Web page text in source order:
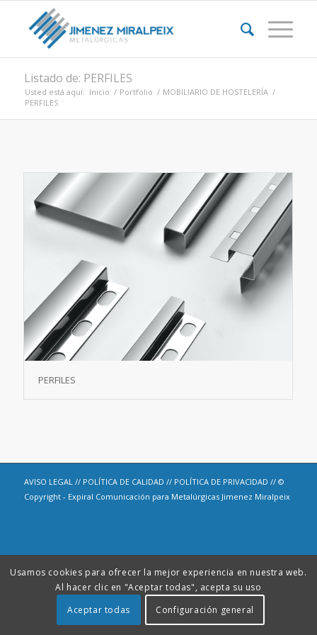
Listado de: PERFILES
Usted está aquí: Inicio / Portfolio / MOBILIARIO DE HOSTELERÍA /
PERFILES
PERFILES
AVISO LEGAL // POLÍTICA DE CALIDAD // POLÍTICA DE PRIVACIDAD // ©
Copyright - Expiral Comunicación para Metalúrgicas Jimenez Miralpeix
Usamos cookies para ofrecer la mejor experiencia en nuestra web.
Al hacer clic en "Aceptar todas", acepta su uso
Aceptar todas
Configuración general